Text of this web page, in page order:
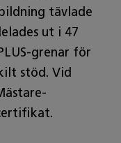
tävlade
ut i 47
grenar för
stöd. Vid